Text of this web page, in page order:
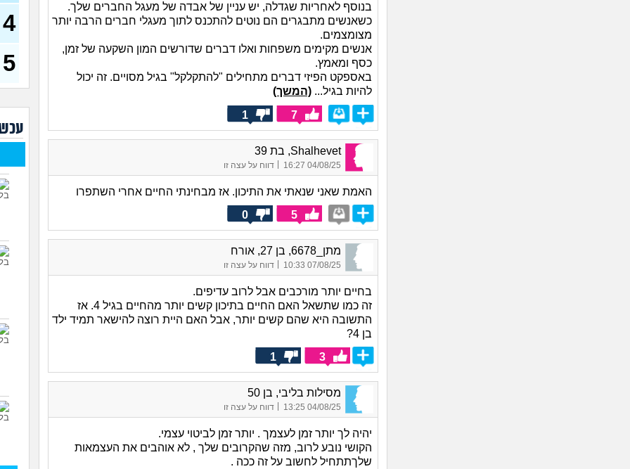
בנוסף לאחריות שגדלה, יש עניין של אבדה של מעגל החברים שלך.
כשאנשים מתבגרים הם נוטים להתכנס לתוך מעגלי חברים הרבה יותר
מצומצמים.
אנשים מקימים משפחות ואלו דברים שדורשים המון השקעה של זמן,
כסף ומאמץ.
באספקט הפיזי דברים מתחילים "להתקלקל" בגיל מסויים. זה יכול
להיות בגיל... (המשך)
7
1
Shalhevet, בת 39
04/08/25 16:27
| דווח על עצה זו
האמת שאני שנאתי את התיכון. אז מבחינתי החיים אחרי השתפרו
5
0
מתן_6678, בן 27, אורח
07/08/25 10:33 דווח על עצה זו
בחיים יותר מורכבים אבל לרוב עדיפים.
זה כמו שתשאל האם החיים בתיכון קשים יותר מהחיים בגיל 4. אז
התשובה היא שהם קשים יותר, אבל האם היית רוצה להישאר תמיד ילד
בן 4?
3
1
מסילות בליבי, בן 50
04/08/25 13:25 דווח על עצה זו
יהיה לך יותר זמן לעצמך . יותר זמן לביטוי עצמי.
הקושי נובע לרוב, מזה שהקרובים שלך , לא אוהבים את העצמאות
שלךתתחיל לחשוב על זה ככה .
בת 17)
יש
4
5